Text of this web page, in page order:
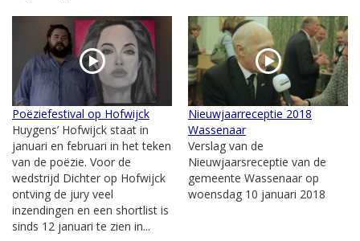
Poëziefestival op Hofwijck
Huygens’ Hofwijck staat in
januari en februari in het teken
van de poëzie. Voor de
wedstrijd Dichter op Hofwijck
ontving de jury veel
inzendingen en een shortlist is
sinds 12 januari te zien in...
Nieuwjaarreceptie 2018
Wassenaar
Verslag van de
Nieuwjaarsreceptie van de
gemeente Wassenaar op
woensdag 10 januari 2018